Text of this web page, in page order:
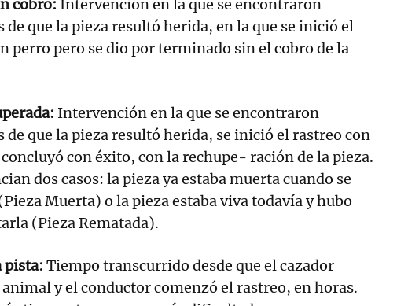
cobro: Intervención en la que se encontraron
de que la pieza resultó herida, en la que se inició el
perro pero se dio por terminado sin el cobro de la
Intervención en la que se encontraron
de que la pieza resultó herida, se inició el rastreo con
con éxito, con la rechupe- ración de la pieza.
dos casos: la pieza ya estaba muerta cuando se
Muerta) o la pieza estaba viva todavía y hubo
(Pieza Rematada).
pista: Tiempo transcurrido desde que el cazador
y el conductor comenzó el rastreo, en horas.